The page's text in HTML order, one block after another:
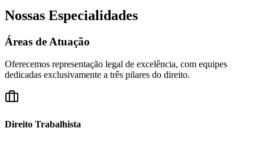
Nossas Especialidades
Áreas de Atuação
Oferecemos representação legal de excelência, com equipes
dedicadas exclusivamente a três pilares do direito.
Direito Trabalhista